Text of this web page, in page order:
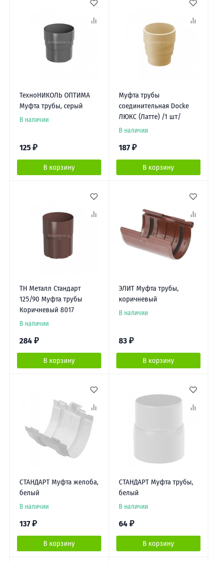
ТехноНИКОЛЬ ОПТИМА
Муфта трубы, серый
В наличии
125 ₽
В корзину
Муфта трубы
соединительная Docke
ЛЮКС (Латте) /1 шт/
В наличии
187 ₽
В корзину
ТН Металл Стандарт
125/90 Муфта трубы
Коричневый 8017
В наличии
284 ₽
В корзину
ЭЛИТ Муфта трубы,
коричневый
В наличии
83 ₽
В корзину
СТАНДАРТ Муфта желоба,
белый
В наличии
137 ₽
В корзину
СТАНДАРТ Муфта трубы,
белый
В наличии
64 ₽
В корзину